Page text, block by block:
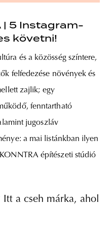
| 5 Instagram-
követni!
és a közösség színtere,
felfedezése növények és
zajlik; egy
fenntartható
jugoszláv
a mai listánkban ilyen
építészeti stúdió